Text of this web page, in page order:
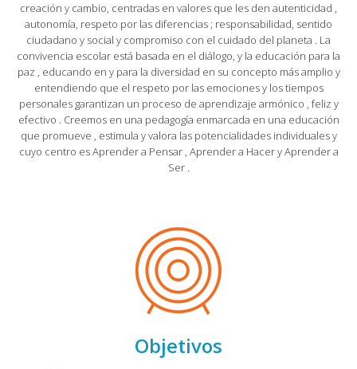
creación y cambio, centradas en valores que les den autenticidad ,
autonomía, respeto por las diferencias ; responsabilidad, sentido
ciudadano y social y compromiso con el cuidado del planeta . La
convivencia escolar está basada en el diálogo, y la educación para la
paz , educando en y para la diversidad en su concepto más amplio y
entendiendo que el respeto por las emociones y los tiempos
personales garantizan un proceso de aprendizaje armónico , feliz y
efectivo . Creemos en una pedagogía enmarcada en una educación
que promueve , estimula y valora las potencialidades individuales y
cuyo centro es Aprender a Pensar , Aprender a Hacer y Aprender a
Ser .
Objetivos